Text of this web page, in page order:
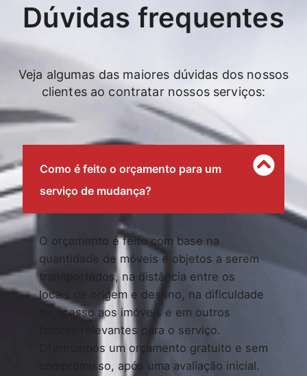
Dúvidas frequentes
Veja algumas das maiores dúvidas dos nossos
clientes ao contratar nossos serviços:
Como é feito o orçamento para um
serviço de mudança?
O orçamento é feito com base na
quantidade de móveis e objetos a serem
transportados, na distância entre os
locais de origem e destino, na dificuldade
de acesso aos imóveis e em outros
fatores relevantes para o serviço.
Oferecemos um orçamento gratuito e sem
compromisso, após uma avaliação inicial.